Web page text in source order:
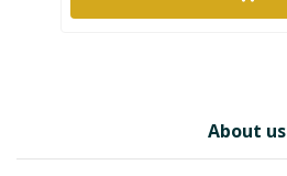
About us